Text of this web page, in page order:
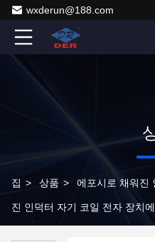
wxderun@188.com
집 > 상품 > 에포시로 채워진
진 인덕터 자기 코일 전자 장치